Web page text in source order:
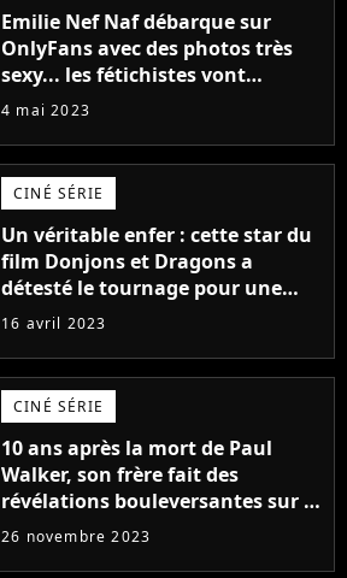
Emilie Nef Naf débarque sur
OnlyFans avec des photos très
sexy... les fétichistes vont
prendre leur pied !
4 mai 2023
CINÉ SÉRIE
Un véritable enfer : cette star du
film Donjons et Dragons a
détesté le tournage pour une
raison très spéciale
16 avril 2023
CINÉ SÉRIE
10 ans après la mort de Paul
Walker, son frère fait des
révélations bouleversantes sur la
réaction des acteurs de Fast and
26 novembre 2023